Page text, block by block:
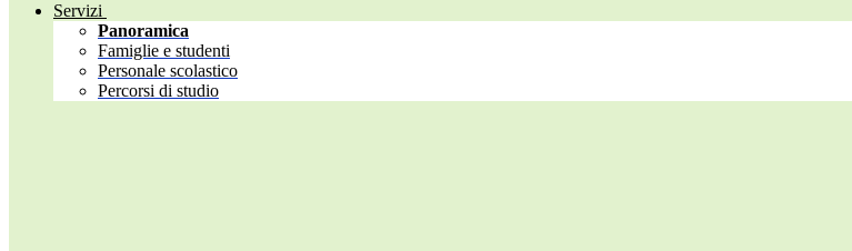
Servizi
Panoramica
Famiglie e studenti
Personale scolastico
Percorsi di studio